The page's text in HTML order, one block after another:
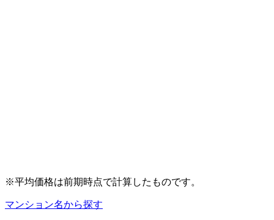
※平均価格は前期時点で計算したものです。
マンション名から探す